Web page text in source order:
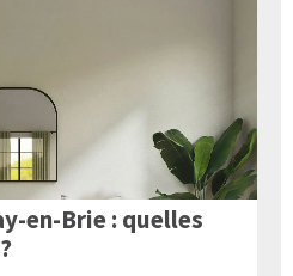
en-Brie : quelles